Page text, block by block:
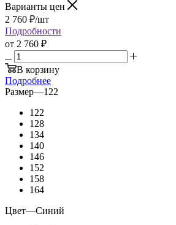
Варианты цен
2 760 ₽/шт
Подробности
от 2 760 ₽
В корзину
Подробнее
Размер—122
122
128
134
140
146
152
158
164
Цвет—Синий